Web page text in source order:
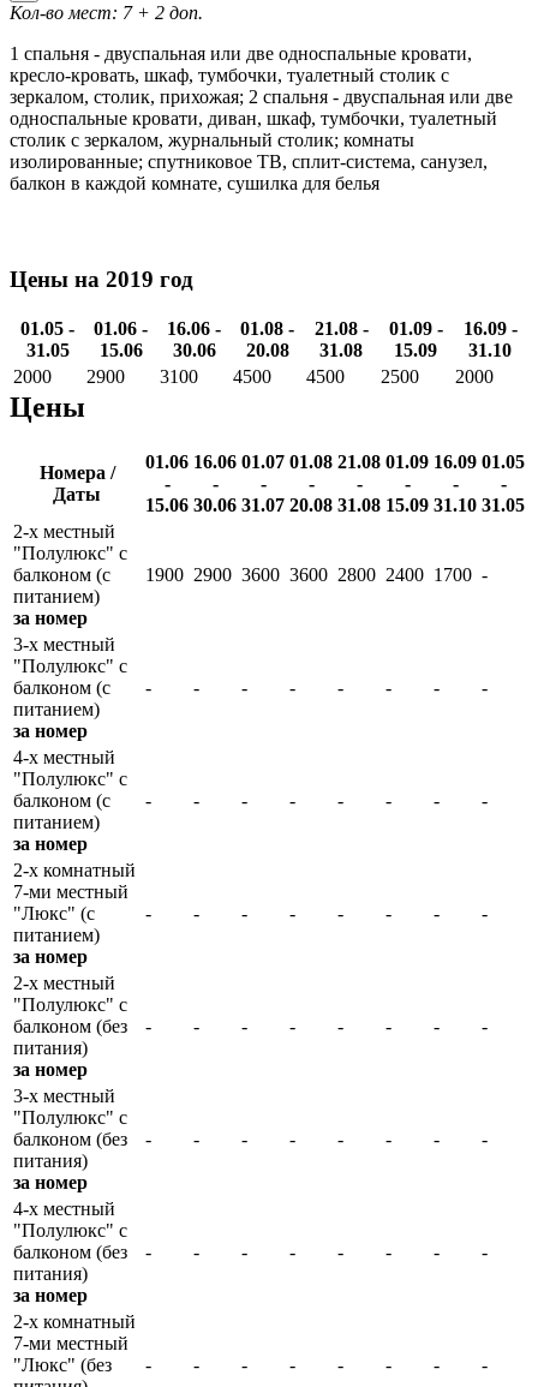
Кол-во мест: 7 + 2 доп.
1 спальня - двуспальная или две односпальные кровати,
кресло-кровать, шкаф, тумбочки, туалетный столик с
зеркалом, столик, прихожая; 2 спальня - двуспальная или две
односпальные кровати, диван, шкаф, тумбочки, туалетный
столик с зеркалом, журнальный столик; комнаты
изолированные; спутниковое ТВ, сплит-система, санузел,
балкон в каждой комнате, сушилка для белья
Цены на 2019 год
01.05 -
31.05
01.06 -
15.06
16.06 -
30.06
01.08 -
20.08
21.08 -
31.08
01.09 -
15.09
16.09 -
31.10
2000
2900 3100 4500 4500 2500 2000
Цены
Номера /
Даты
01.06
-
15.06
16.06
-
30.06
01.07
-
31.07
01.08
-
20.08
21.08
-
31.08
01.09
-
15.09
16.09
-
31.10
01.05
-
31.05
2-х местный
"Полулюкс" с
балконом (с
питанием)
за номер
1900 2900 3600 3600 2800 2400 1700 -
3-х местный
"Полулюкс" с
балконом (с
питанием)
за номер
- - - - - - - -
4-х местный
"Полулюкс" с
балконом (с
питанием)
за номер
- - - - - - - -
2-х комнатный
7-ми местный
"Люкс" (с
питанием)
за номер
- - - - - - - -
2-х местный
"Полулюкс" с
балконом (без
питания)
за номер
- - - - - - - -
3-х местный
"Полулюкс" с
балконом (без
питания)
за номер
- - - - - - - -
4-х местный
"Полулюкс" с
балконом (без
питания)
за номер
- - - - - - - -
2-х комнатный
7-ми местный
"Люкс" (без
- - - - - - - -